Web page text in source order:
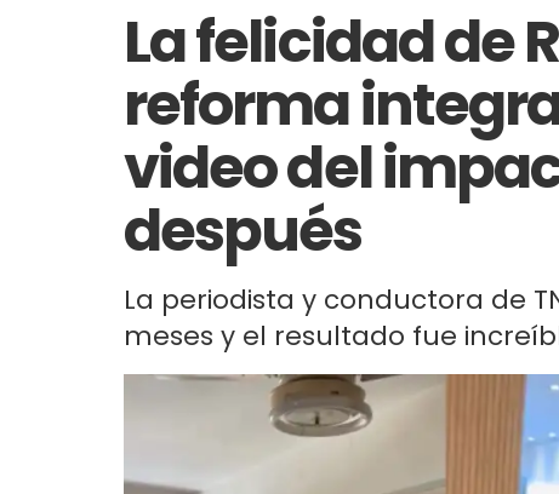
La felicidad de
reforma
video del
después
La periodista y conductora de
meses y el resultado fue